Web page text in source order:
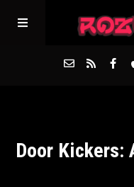
Archiwum
Door Kickers: